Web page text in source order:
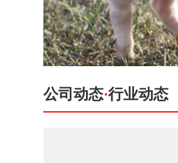
公司动态·行业动态